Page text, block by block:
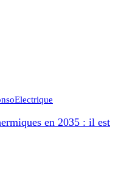
Electrique
en 2035 : il est